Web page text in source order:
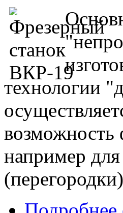
технологии
возможность
например
(перегородки)